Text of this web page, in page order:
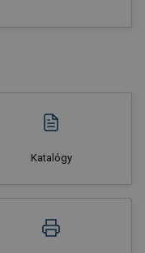
Katalógy